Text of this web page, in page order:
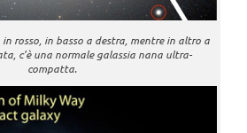
in rosso, in basso a destra, mentre in altro a
c’è una normale galassia nana ultra-
compatta.